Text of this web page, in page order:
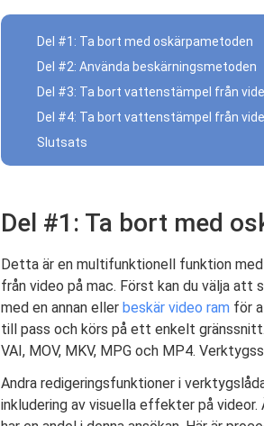
Del #1: Ta bort med oskärpametoden
Del #2: Använda beskärningsmetoden
Del #3: Ta bort vattenstämpel från
Del #4: Ta bort vattenstämpel från
Slutsats
Del #1: Ta bort med
Detta är en multifunktionell funktion
från video på mac. Först kan du välja
med en annan eller beskär video ram för
till pass och körs på ett enkelt
VAI, MOV, MKV, MPG och MP4.
Andra redigeringsfunktioner i
inkludering av visuella effekter på